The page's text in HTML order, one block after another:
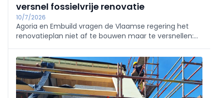
versnel fossielvrije renovatie
10/7/2026
Agoria en Embuild vragen de Vlaamse regering het
renovatieplan niet af te bouwen maar te versnellen:
maak stroom goedkoper dan gas. Renoveren
verhoogt waarde en comfort; renovatieritme is nu
zorgwekkend laag.